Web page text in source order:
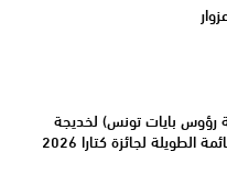
رؤوس بايات تونس) لخديجة
الطويلة لجائزة كتارا 2026